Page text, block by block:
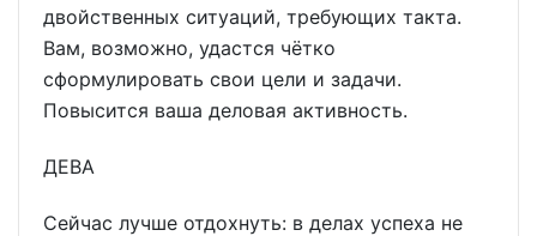
двойственных ситуаций, требующих такта.
Вам, возможно, удастся чётко
сформулировать свои цели и задачи.
Повысится ваша деловая активность.
ДЕВА
Сейчас лучше отдохнуть: в делах успеха не